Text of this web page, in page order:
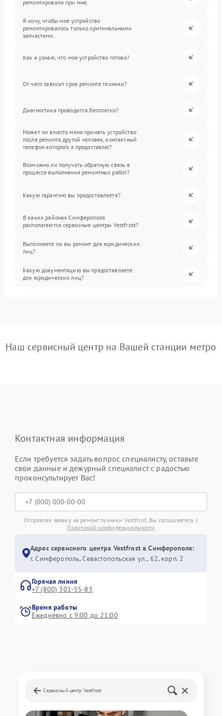
ремонтировали при мне.
Я хочу, чтобы мое устройство
ремонтировалось только оригинальными
запчастями.
Как я узнаю, что мое устройство готово?
От чего зависит срок ремонта техники?
Диагностика проводится бесплатно?
Может ли вместо меня принять устройство
после ремонта другой человек, контактный
телефон которого я предоставлю?
Возможно ли получать обратную связь в
процессе выполнения ремонтных работ?
Какую гарантию вы предоставляете?
В каких районах Симферополя
располагаются сервисные центры Vestfrost?
Выполняете ли вы ремонт для юридических
лиц?
Какую документацию вы предоставляете
для юридических лиц?
Наш сервисный центр на Вашей станции метро
Контактная информация
Если требуется задать вопрос специалисту, оставьте
свои данные и дежурный специалист с радостью
проконсультирует Вас!
Отправляя заявку на ремонт техники Vestfrost, Вы соглашаетесь с
Политикой конфиденциальности
Адрес сервисного центра Vestfrost в Симферополе:
г. Симферополь, Севастопольская ул., 62, корп. 2
Горячая линия
+7 (800) 301-55-83
Время работы
Ежедневно с 9:00 до 21:00
Сервисный центр Vestfrost